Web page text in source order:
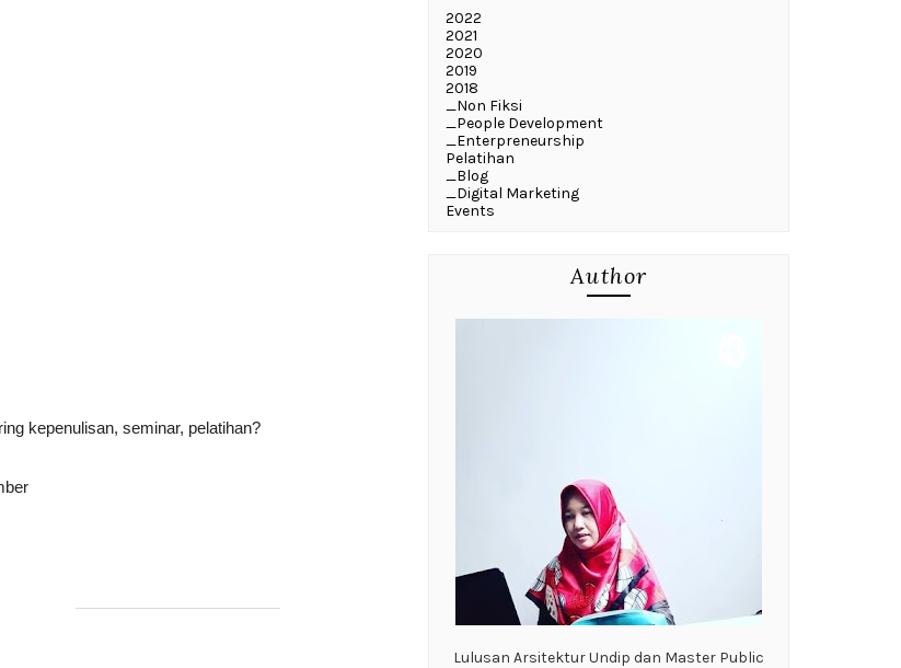
kepenulisan, seminar, pelatihan?
2022
2021
2020
2019
2018
_Non Fiksi
_People Development
_Enterpreneurship
Pelatihan
_Blog
_Digital Marketing
Events
Author
Lulusan Arsitektur Undip dan Master Public